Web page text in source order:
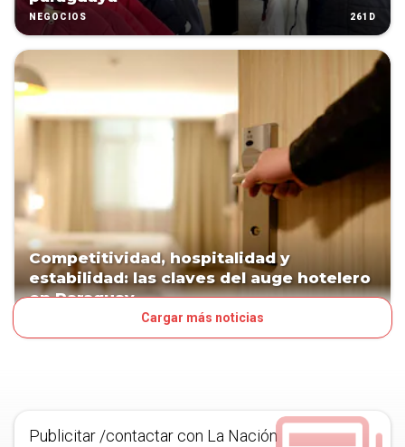
NEGOCIOS 261D
Competitividad, hospitalidad y
estabilidad: las claves del auge hotelero
en Paraguay
Cargar más noticias
Publicitar /contactar con La Nación